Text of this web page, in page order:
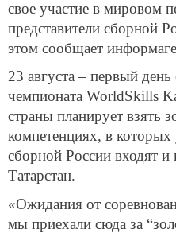
свое участие в мировом
представители сборной
этом сообщает
23 августа – первый
чемпионата WorldSkills
страны планирует взять
компетенциях, в которых
сборной России входят и
Татарстан.
«Ожидания от
мы приехали сюда за